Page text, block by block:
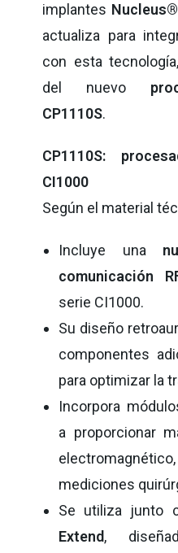
implantes
actualiza para
con esta
del nuevo
CP1110S.
CP1110S:
CI1000
Según el material
Incluye una
comunicación
serie CI1000.
Su diseño
componentes
para optimizar la
Incorpora
a proporcionar
mediciones
Se utiliza junto
Extend,